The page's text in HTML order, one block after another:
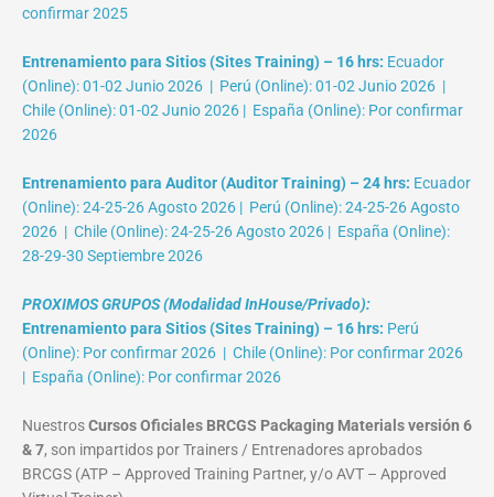
confirmar 2025
Entrenamiento para Sitios (Sites Training) – 16 hrs: Ecuador
(Online): 01-02 Junio 2026 | Perú (Online): 01-02 Junio 2026 |
Chile (Online): 01-02 Junio 2026 | España (Online): Por confirmar
2026
Entrenamiento para Auditor (Auditor Training) – 24 hrs: Ecuador
(Online): 24-25-26 Agosto 2026 | Perú (Online): 24-25-26 Agosto
2026 | Chile (Online): 24-25-26 Agosto 2026 | España (Online):
28-29-30 Septiembre 2026
PROXIMOS GRUPOS (Modalidad InHouse/Privado):
Entrenamiento para Sitios (Sites Training) – 16 hrs: Perú
(Online): Por confirmar 2026 | Chile (Online): Por confirmar 2026
| España (Online): Por confirmar 2026
NuestrosCursos Oficiales BRCGS Packaging Materials versión 6
& 7, son impartidos por Trainers / Entrenadores aprobados
BRCGS (ATP – Approved Training Partner, y/o AVT – Approved